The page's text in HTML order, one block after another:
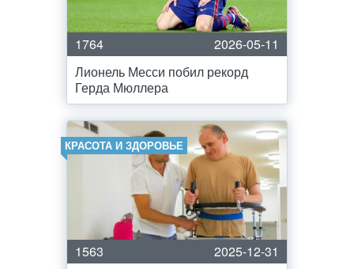
1764
2026-05-11
Лионель Месси побил рекорд
Герда Мюллера
КРАСОТА И ЗДОРОВЬЕ
1563
2025-12-31